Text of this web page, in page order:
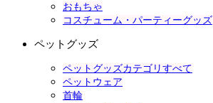
おもちゃ
コスチューム・パーティーグッズ
ペットグッズ
ペットグッズカテゴリすべて
ペットウェア
首輪